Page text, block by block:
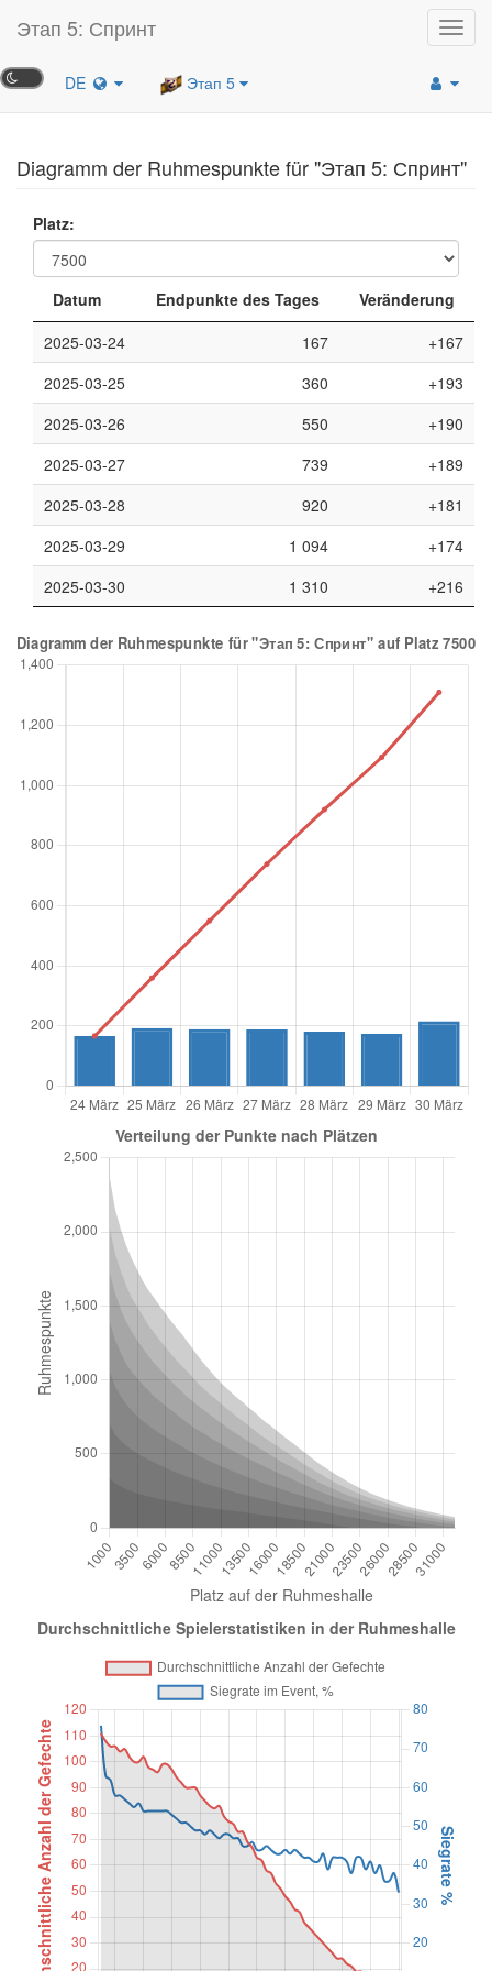
Этап 5: Спринт
DE Этап 5
Diagramm der Ruhmespunkte für "Этап 5: Спринт"
Platz:
Datum Endpunkte des Tages
Veränderung
2025-03-24
167
+167
2025-03-25
360
+193
2025-03-26
550
+190
2025-03-27
739
+189
2025-03-28
920
+181
2025-03-29
1 094
+174
2025-03-30
1 310 +216